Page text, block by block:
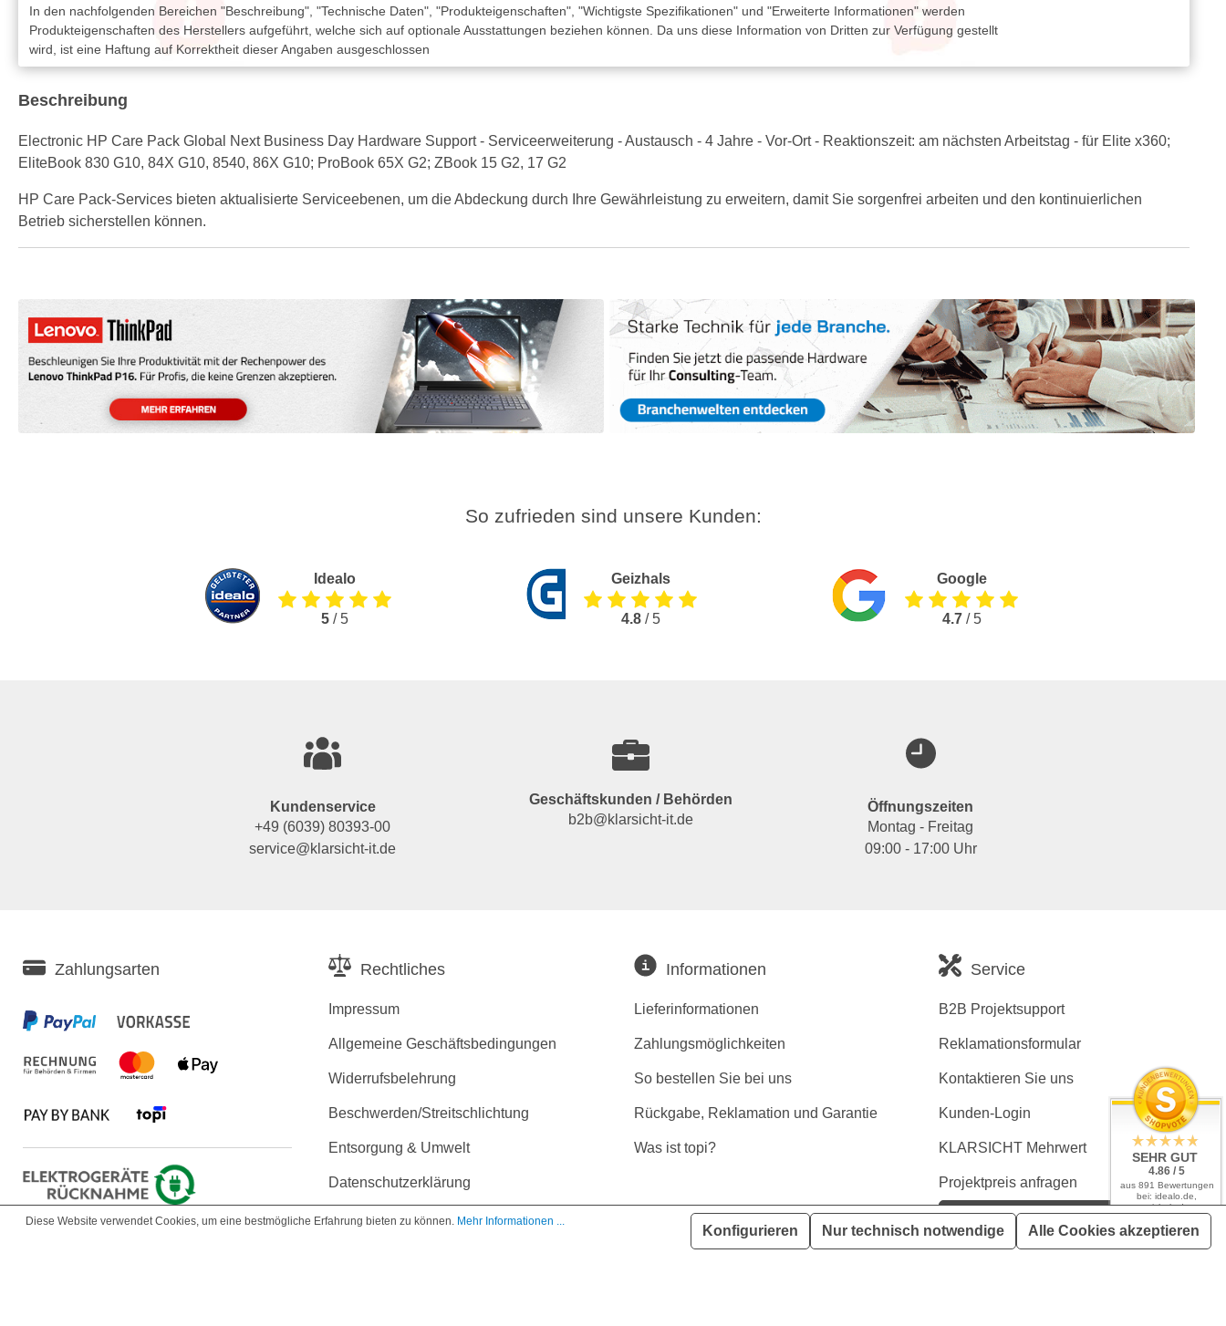
In den nachfolgenden Bereichen "Beschreibung", "Technische Daten", "Produkteigenschaften", "Wichtigste Spezifikationen" und "Erweiterte Informationen" werden
Produkteigenschaften des Herstellers aufgeführt, welche sich auf optionale Ausstattungen beziehen können. Da uns diese Information von Dritten zur Verfügung gestellt
wird, ist eine Haftung auf Korrektheit dieser Angaben ausgeschlossen
Beschreibung
Electronic HP Care Pack Global Next Business Day Hardware Support - Serviceerweiterung - Austausch - 4 Jahre - Vor-Ort - Reaktionszeit: am nächsten Arbeitstag - für Elite x360;
EliteBook 830 G10, 84X G10, 8540, 86X G10; ProBook 65X G2; ZBook 15 G2, 17 G2
HP Care Pack-Services bieten aktualisierte Serviceebenen, um die Abdeckung durch Ihre Gewährleistung zu erweitern, damit Sie sorgenfrei arbeiten und den kontinuierlichen
Betrieb sicherstellen können.
So zufrieden sind unsere Kunden:
Idealo
5/ 5
Geizhals
4.8/ 5
Google
4.7/ 5
Kundenservice
+49 (6039) 80393-00
service@klarsicht-it.de
Geschäftskunden / Behörden
b2b@klarsicht-it.de
Öffnungszeiten
Montag - Freitag
09:00 - 17:00 Uhr
Zahlungsarten Rechtliches
Impressum
Allgemeine Geschäftsbedingungen
Widerrufsbelehrung
Beschwerden/Streitschlichtung
Entsorgung & Umwelt
Datenschutzerklärung
Erklärung zur Barrierefreiheit
Informationen
Lieferinformationen
Zahlungsmöglichkeiten
So bestellen Sie bei uns
Rückgabe, Reklamation und Garantie
Was ist topi?
Service
B2B Projektsupport
Reklamationsformular
Kontaktieren Sie uns
Kunden-Login
KLARSICHT Mehrwert
Projektpreis anfragen
Kaufvertrag widerrufen
Diese Website verwendet Cookies, um eine bestmögliche Erfahrung bieten zu können. Mehr Informationen ...
Konfigurieren Nur technisch notwendige Alle Cookies akzeptieren
SEHR GUT
4.86 / 5
aus 891 Bewertungen
bei: idealo.de,
geizhals.de,
shopvote.de